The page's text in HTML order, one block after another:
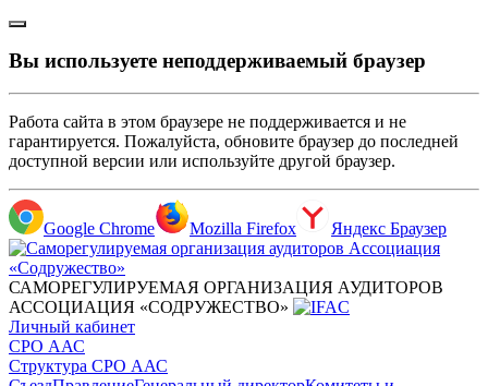
Вы используете неподдерживаемый браузер
Работа сайта в этом браузере не поддерживается и не
гарантируется. Пожалуйста, обновите браузер до последней
доступной версии или используйте другой браузер.
Google Chrome Mozilla Firefox Яндекс Браузер
САМОРЕГУЛИРУЕМАЯ ОРГАНИЗАЦИЯ АУДИТОРОВ
АССОЦИАЦИЯ «СОДРУЖЕСТВО»
Личный кабинет
СРО ААС
Структура СРО ААС